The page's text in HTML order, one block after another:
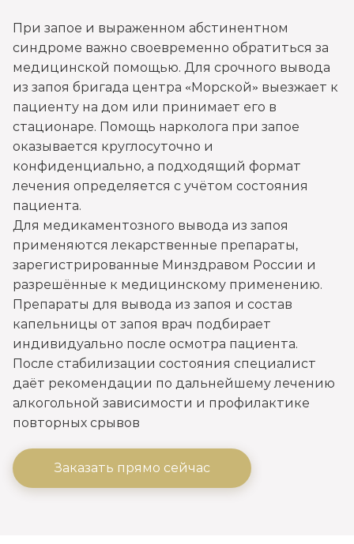
от 3 500 ₽ Записаться
Круглосуточный вывод из запоя
от 3 500 ₽ Записаться
от 3 500 ₽ Записаться
Снятие алкогольной интоксикации
от 2 000 ₽ Записаться
Чистка крови от алкоголя (плазмаферез)
от 5 000 ₽ Записаться
Лечение плазмаферезом
от 5 000 ₽
Кодирование от алкоголизма
от 3 500 ₽
Кодирование на дому
При запое и выраженном абстинентном
синдроме важно своевременно обратиться за
медицинской помощью. Для срочного вывода
из запоя бригада центра «Морской» выезжает к
пациенту на дом или принимает его в
стационаре. Помощь нарколога при запое
оказывается круглосуточно и
конфиденциально, а подходящий формат
лечения определяется с учётом состояния
пациента.
Для медикаментозного вывода из запоя
применяются лекарственные препараты,
зарегистрированные Минздравом России и
разрешённые к медицинскому применению.
Препараты для вывода из запоя и состав
капельницы от запоя врач подбирает
индивидуально после осмотра пациента.
После стабилизации состояния специалист
даёт рекомендации по дальнейшему лечению
алкогольной зависимости и профилактике
повторных срывов
Заказать прямо сейчас